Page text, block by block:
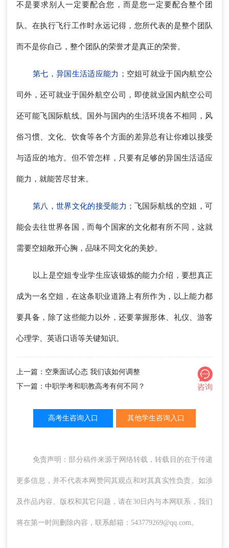
不是要求别人一定要配合您，而是您一定要配合整个团
队。在执行飞行工作时永远记得，您所代表的是整个团队
而不是你自己，整个团队的荣誉才是真正的荣誉。
第七，异国生活适应能力； 空姐可就业于国内航空公
司外，还可就业于国外航空公司，即使就业国内航空公司
还可能飞国际航线。国外与国内的生活环境各不相同，风
俗习惯、文化、饮食等各个方面的差异总有让你难以接受
与适应的地方。但不管怎样，只要有足够的异国生活适应
能力，就能苦尽甘来。
第八，世界文化的接受能力； 飞国际航线的空姐，可
能会去往世界各国，而每个国家的文化都有所不同，这就
需要空姐敞开心胸，品味不同文化的美妙。
以上是空姐专业学生应该锻炼的能力介绍，要想真正
成为一名空姐，在这条职业道路上有所作为，以上能力都
要具备，除了这些能力以外，还要掌握形体、礼仪、游客
心理学、英语口语等关键知识。
上一篇：空乘面试心态 我们该如何调整
下一篇：中职学考和职教高考有何不同？
咨询
高考生咨询入口 其他学生咨询入口
免责声明：部分稿件来源于网络转载，转载目的在于传递
更多信息，并不代表本网赞同其观点和对其真实性负责。如涉
及作品内容、版权和其它问题，请在30日内与本网联系，我们
将在第一时间删除内容，联系邮箱：543779269@qq.com。